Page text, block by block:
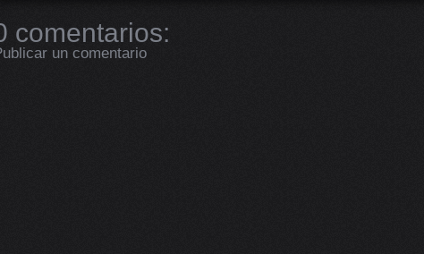
comentarios:
un comentario